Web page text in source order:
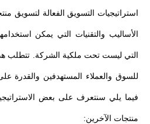
استراتيجيات التسويق الفعالة لتسويق
الأساليب والتقنيات التي يمكن
التي ليست تحت ملكية الشركة. تتطلب
للسوق والعملاء المستهدفين والقدرة
فيما يلي سنتعرف على بعض
منتجات الآخرين: